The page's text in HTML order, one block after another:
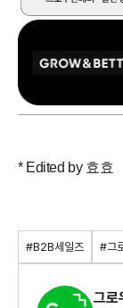
* Edited by 효효
#B2B세일즈 #그
그로